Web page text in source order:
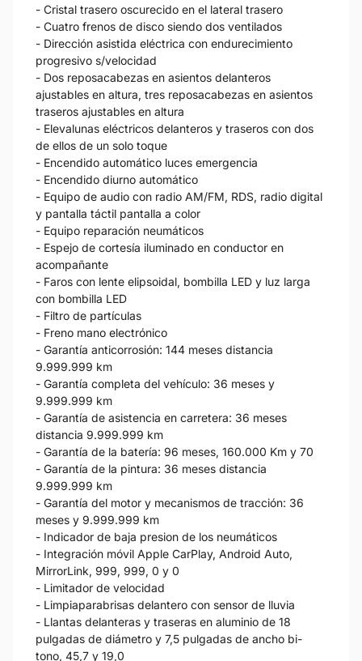
- Cristal trasero oscurecido en el lateral trasero
- Cuatro frenos de disco siendo dos ventilados
- Dirección asistida eléctrica con endurecimiento
progresivo s/velocidad
- Dos reposacabezas en asientos delanteros
ajustables en altura, tres reposacabezas en asientos
traseros ajustables en altura
- Elevalunas eléctricos delanteros y traseros con dos
de ellos de un solo toque
- Encendido automático luces emergencia
- Encendido diurno automático
- Equipo de audio con radio AM/FM, RDS, radio digital
y pantalla táctil pantalla a color
- Equipo reparación neumáticos
- Espejo de cortesía iluminado en conductor en
acompañante
- Faros con lente elipsoidal, bombilla LED y luz larga
con bombilla LED
- Filtro de partículas
- Freno mano electrónico
- Garantía anticorrosión: 144 meses distancia
9.999.999 km
- Garantía completa del vehículo: 36 meses y
9.999.999 km
- Garantía de asistencia en carretera: 36 meses
distancia 9.999.999 km
- Garantía de la batería: 96 meses, 160.000 Km y 70
- Garantía de la pintura: 36 meses distancia
9.999.999 km
- Garantía del motor y mecanismos de tracción: 36
meses y 9.999.999 km
- Indicador de baja presion de los neumáticos
- Integración móvil Apple CarPlay, Android Auto,
MirrorLink, 999, 999, 0 y 0
- Limitador de velocidad
- Limpiaparabrisas delantero con sensor de lluvia
- Llantas delanteras y traseras en aluminio de 18
pulgadas de diámetro y 7,5 pulgadas de ancho bi-
tono, 45,7 y 19,0